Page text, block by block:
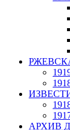
АРХИВ